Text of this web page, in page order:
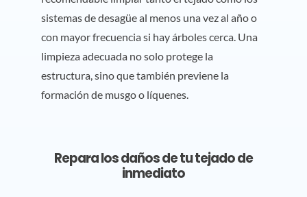
sistemas de desagüe al menos una vez al año o
con mayor frecuencia si hay árboles cerca. Una
limpieza adecuada no solo protege la
estructura, sino que también previene la
formación de musgo o líquenes.
Repara los daños de tu tejado de
inmediato